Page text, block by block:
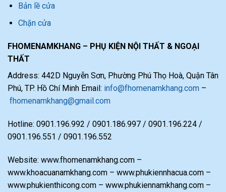
Bản lề cửa
Chặn cửa
FHOMENAMKHANG – PHỤ KIỆN NỘI THẤT & NGOẠI
THẤT
Address: 442D Nguyễn Sơn, Phường Phú Thọ Hoà, Quận Tân
Phú, TP. Hồ Chí Minh Email: info@fhomenamkhang.com –
fhomenamkhang@gmail.com
Hotline: 0901.196.992 / 0901.186.997 / 0901.196.224 /
0901.196.551 / 0901.196.552
Website: www.fhomenamkhang.com –
www.khoacuanamkhang.com – www.phukiennhacua.com –
www.phukienthicong.com – www.phukiennamkhang.com –